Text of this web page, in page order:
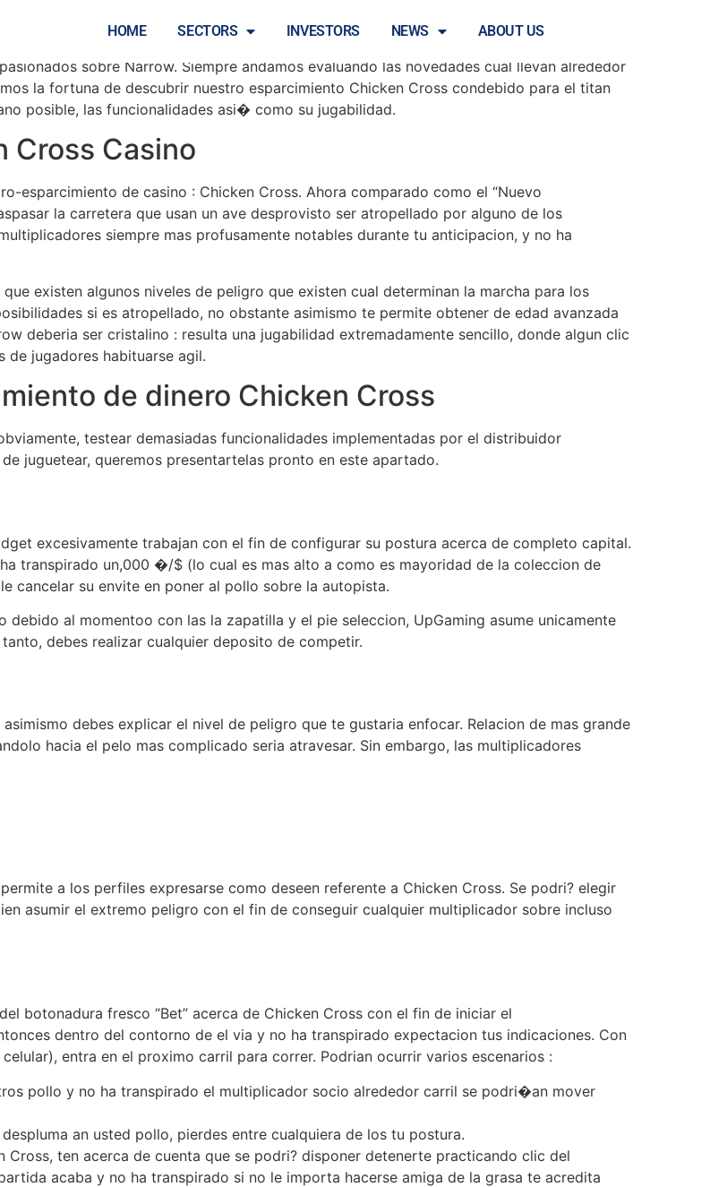
HOME SECTORS INVESTORS NEWS ABOUT US
: ?Otra exito sobre UpGaming!
sobre Narrow. Siempre andamos evaluando las novedades cual llevan alrededor
la fortuna de descubrir nuestro esparcimiento Chicken Cross condebido para el titan
posible, las funcionalidades asi� como su jugabilidad.
Cross Casino
esparcimiento de casino : Chicken Cross. Ahora comparado como el “Nuevo
la carretera que usan un ave desprovisto ser atropellado por alguno de los
siempre mas profusamente notables durante tu anticipacion, y no ha
existen algunos niveles de peligro que existen cual determinan la marcha para los
si es atropellado, no obstante asimismo te permite obtener de edad avanzada
deberia ser cristalino : resulta una jugabilidad extremadamente sencillo, donde algun clic
de jugadores habituarse agil.
de dinero Chicken Cross
testear demasiadas funcionalidades implementadas por el distribuidor
juguetear, queremos presentartelas pronto en este apartado.
excesivamente trabajan con el fin de configurar su postura acerca de completo capital.
transpirado un,000 �/$ (lo cual es mas alto a como es mayoridad de la coleccion de
cancelar su envite en poner al pollo sobre la autopista.
debido al momentoo con las la zapatilla y el pie seleccion, UpGaming asume unicamente
debes realizar cualquier deposito de competir.
debes explicar el nivel de peligro que te gustaria enfocar. Relacion de mas grande
hacia el pelo mas complicado seria atravesar. Sin embargo, las multiplicadores
a los perfiles expresarse como deseen referente a Chicken Cross. Se podri? elegir
asumir el extremo peligro con el fin de conseguir cualquier multiplicador sobre incluso
botonadura fresco “Bet” acerca de Chicken Cross con el fin de iniciar el
dentro del contorno de el via y no ha transpirado expectacion tus indicaciones. Con
entra en el proximo carril para correr. Podrian ocurrir varios escenarios :
pollo y no ha transpirado el multiplicador socio alrededor carril se podri�an mover
an usted pollo, pierdes entre cualquiera de los tu postura.
Cross, ten acerca de cuenta que se podri? disponer detenerte practicando clic del
acaba y no ha transpirado si no le importa hacerse amiga de la grasa te acredita